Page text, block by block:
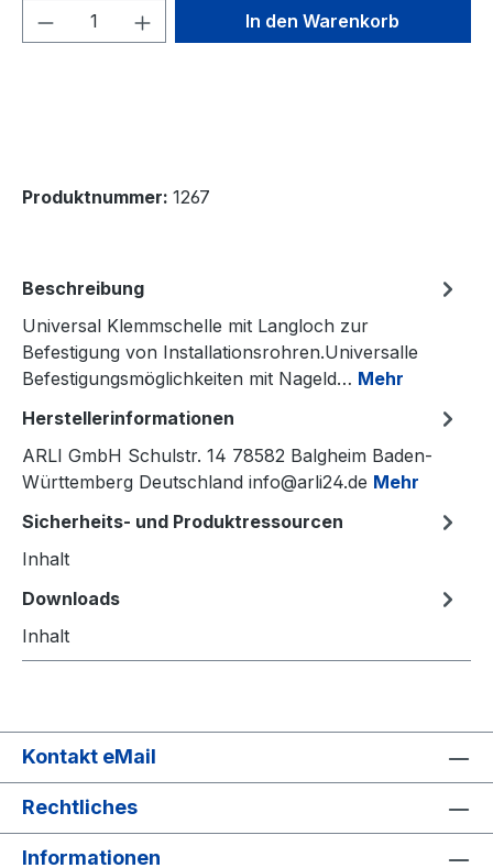
Produkt Anzahl: Gib denIn den Warenkorb
Produktnummer: 1267
Beschreibung
Universal Klemmschelle mit Langloch zur
Befestigung von Installationsrohren.Universalle
Befestigungsmöglichkeiten mit Nageld… Mehr
Herstellerinformationen
ARLI GmbH Schulstr. 14 78582 Balgheim Baden-
Württemberg Deutschland info@arli24.de Mehr
Sicherheits- und Produktressourcen
Inhalt
Downloads
Inhalt
Kontakt eMail
Rechtliches
Informationen